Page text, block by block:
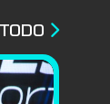
TODO